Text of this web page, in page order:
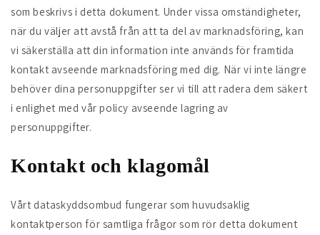
som beskrivs i detta dokument. Under vissa omständigheter,
när du väljer att avstå från att ta del av marknadsföring, kan
vi säkerställa att din information inte används för framtida
kontakt avseende marknadsföring med dig. När vi inte längre
behöver dina personuppgifter ser vi till att radera dem säkert
i enlighet med vår policy avseende lagring av
personuppgifter.
Kontakt och klagomål
Vårt dataskyddsombud fungerar som huvudsaklig
kontaktperson för samtliga frågor som rör detta dokument